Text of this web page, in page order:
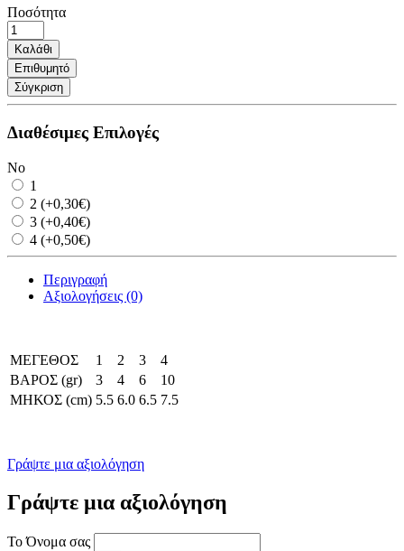
Ποσότητα
Καλάθι
Επιθυμητό
Σύγκριση
Διαθέσιμες Επιλογές
No
1
2 (+0,30€)
3 (+0,40€)
4 (+0,50€)
Περιγραφή
Αξιολογήσεις (0)
ΜΕΓΕΘΟΣ 1 2 3
4
ΒΑΡΟΣ (gr)
3 4 6
10
ΜΗΚΟΣ (cm) 5.5 6.0 6.5 7.5
Γράψτε μια αξιολόγηση
Γράψτε μια αξιολόγηση
Το Όνομα σας